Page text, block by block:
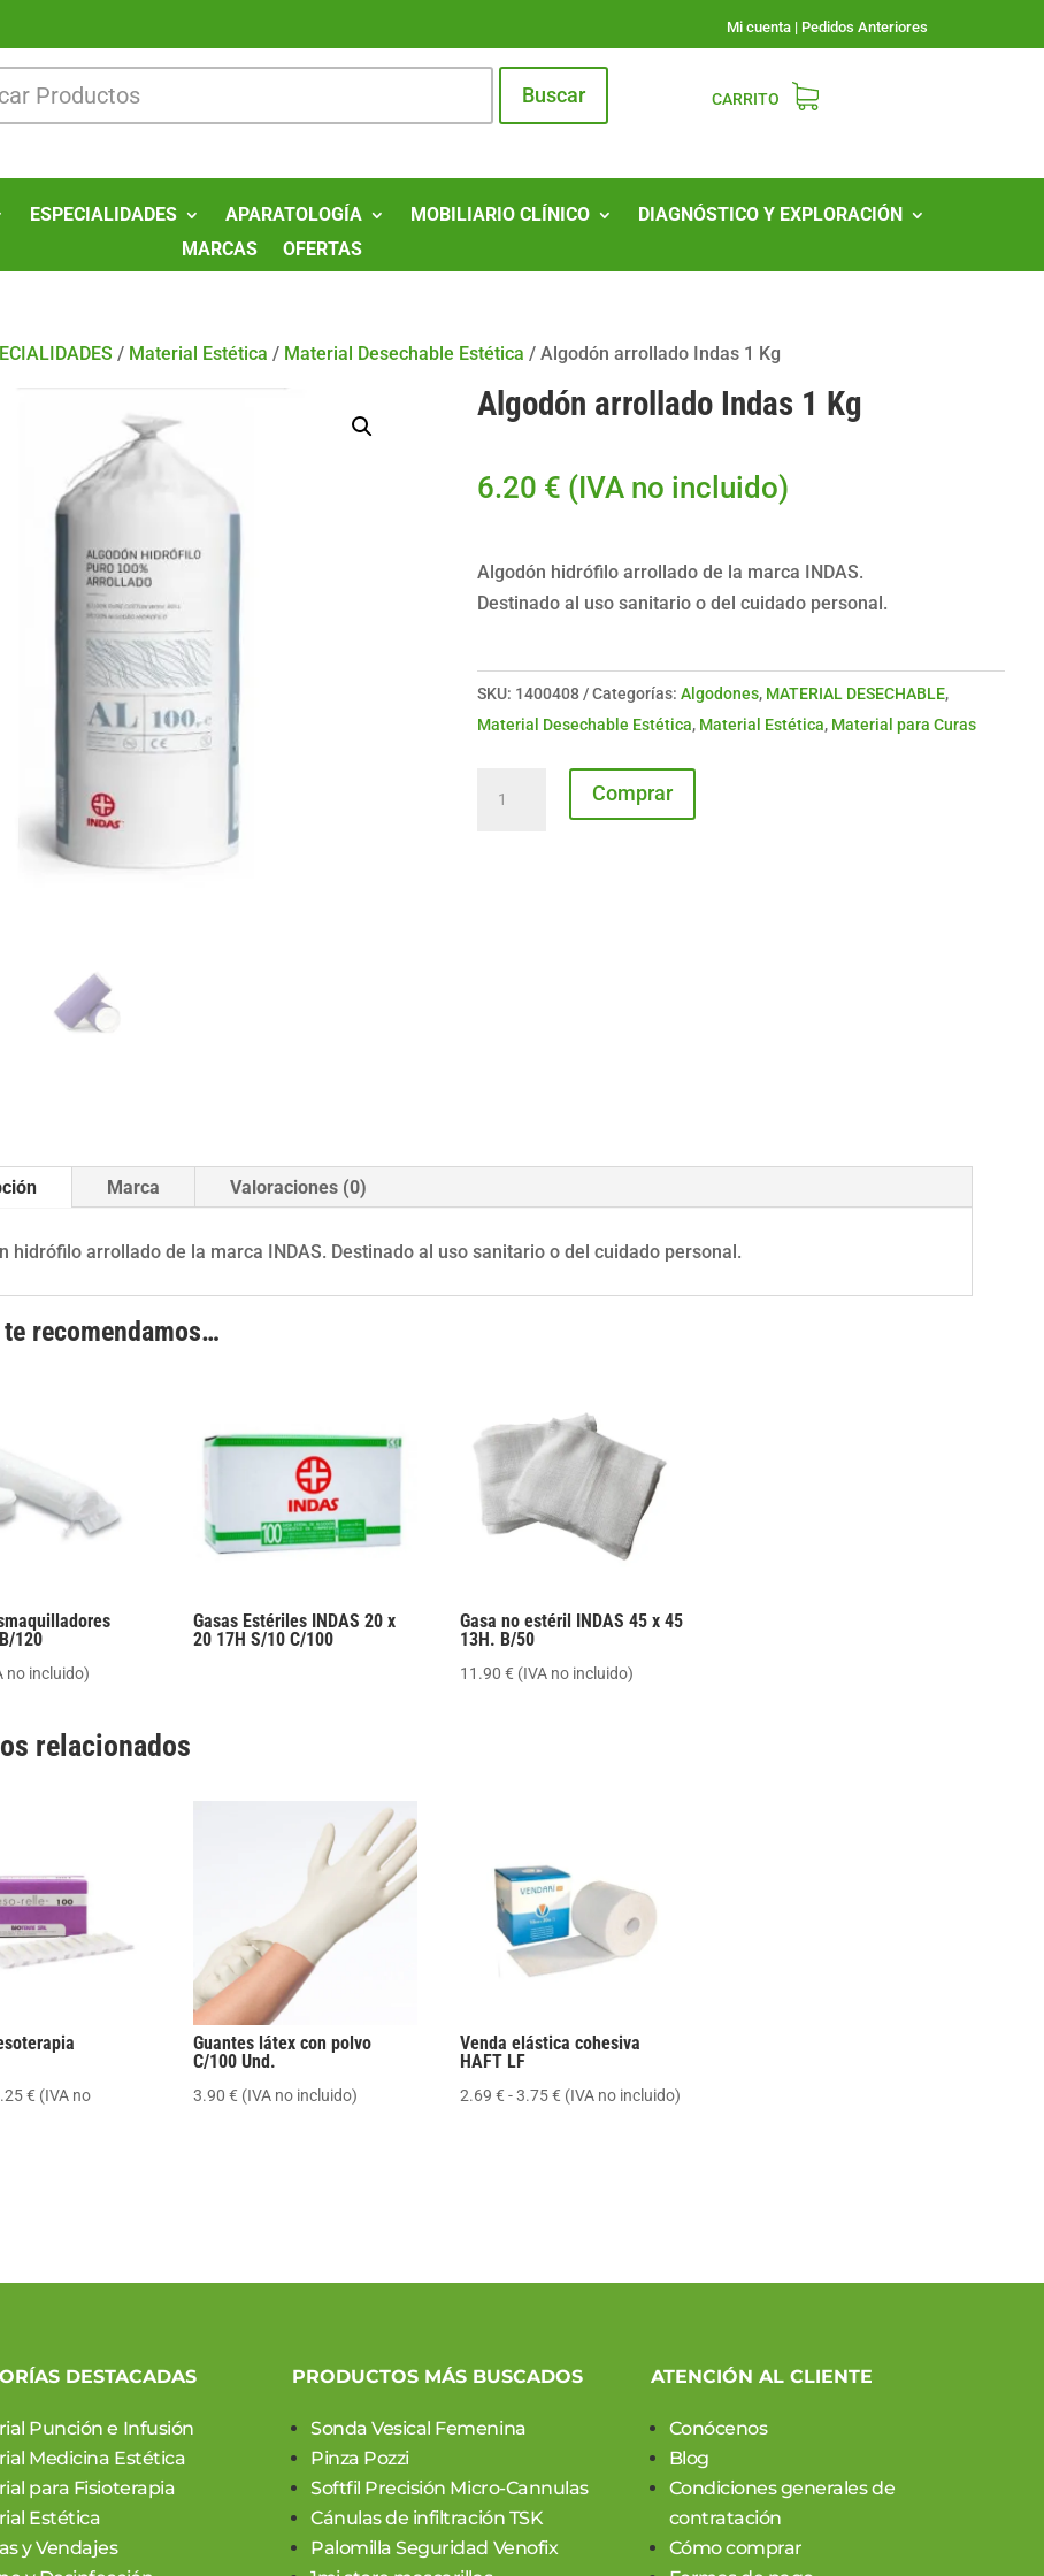
Mi cuenta | Pedidos Anteriores
Buscar CARRITO
ESPECIALIDADES APARATOLOGÍA MOBILIARIO CLÍNICO
DIAGNÓSTICO Y EXPLORACIÓN
MARCAS
OFERTAS
/ Material Estética / Material Desechable Estética / Algodón arrollado Indas 1 Kg
Algodón arrollado Indas 1 Kg
6.20 € (IVA no incluido)
Algodón hidrófilo arrollado de la marca INDAS.
Destinado al uso sanitario o del cuidado personal.
SKU: 1400408 Categorías: Algodones, MATERIAL DESECHABLE,
Material Desechable Estética, Material Estética, Material para Curas
Comprar
Marca Valoraciones (0)
hidrófilo arrollado de la marca INDAS. Destinado al uso sanitario o del cuidado personal.
recomendamos…
120
no incluido)
Gasas Estériles INDAS 20 x
20 17H S/10 C/100
Gasa no estéril INDAS 45 x 45
13H. B/50
11.90 € (IVA no incluido)
relacionados
€ Rango
(IVA no
Guantes látex con polvo
C/100 Und.
3.90 € (IVA no incluido)
Venda elástica cohesiva
HAFT LF
2.69 € - 3.75€Rango
(IVA no incluido)
DESTACADAS
Punción e Infusión
Medicina Estética
para Fisioterapia
Estética
y Vendajes
PRODUCTOS MÁS BUSCADOS
Sonda Vesical Femenina
Pinza Pozzi
Softfil Precisión Micro-Cannulas
Cánulas de infiltración TSK
Palomilla Seguridad Venofix
ATENCIÓN AL CLIENTE
Conócenos
Blog
Condiciones generales de
contratación
Cómo comprar